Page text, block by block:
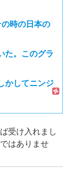
時の日本の
た。このグラ
かしてニンジ
受け入れまし
はありませ